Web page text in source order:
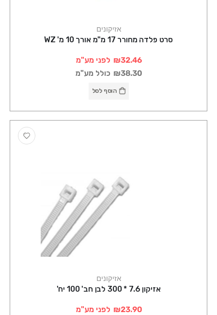
אזיקונים
סרט פלדה מחורר 17 מ"מ אורך 10 מ' WZ
₪32.46 לפני מע"מ
₪38.30 כולל מע"מ
הוסף לסל
אזיקונים
אזיקון 7.6 * 300 לבן חב' 100 יח'
₪23.90 לפני מע"מ